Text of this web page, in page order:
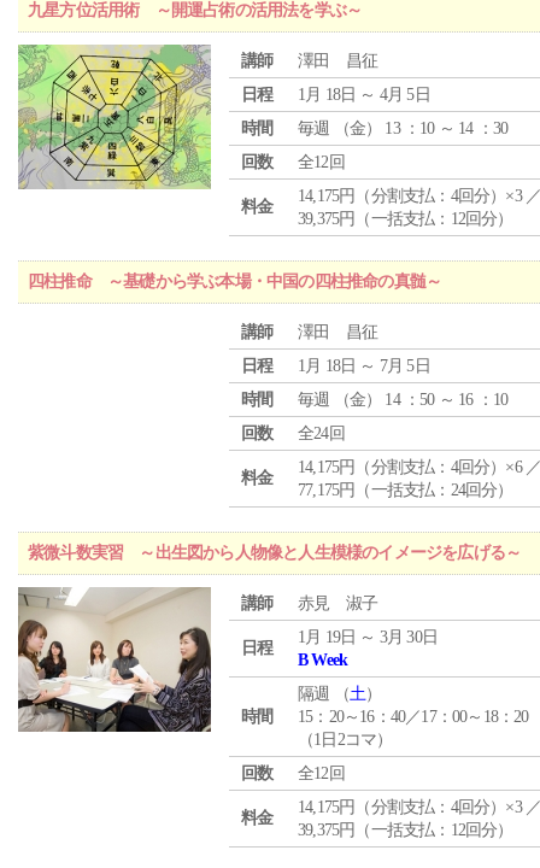
九星方位活用術 ～開運占術の活用法を学ぶ～
講師
澤田 昌征
日程
1月 18日 ～ 4月 5日
時間
毎週 （金） 13 ：10 ～ 14 ：30
回数
全12回
料金
14,175円（分割支払：4回分）×3
39,375円（一括支払：12回分）
四柱推命 ～基礎から学ぶ本場・中国の四柱推命の真髄～
講師
澤田 昌征
日程
1月 18日 ～ 7月 5日
時間
毎週 （金） 14 ：50 ～ 16 ：10
回数
全24回
料金
14,175円（分割支払：4回分）×6
77,175円（一括支払：24回分）
紫微斗数実習 ～出生図から人物像と人生模様のイメージを広げる～
講師 赤見 淑子
日程
1月 19日 ～ 3月 30日
B Week
時間
隔週 （土）
15：20～16：40／17：00～18：20
（1日2コマ）
回数
全12回
料金
14,175円（分割支払：4回分）×3
39,375円（一括支払：12回分）